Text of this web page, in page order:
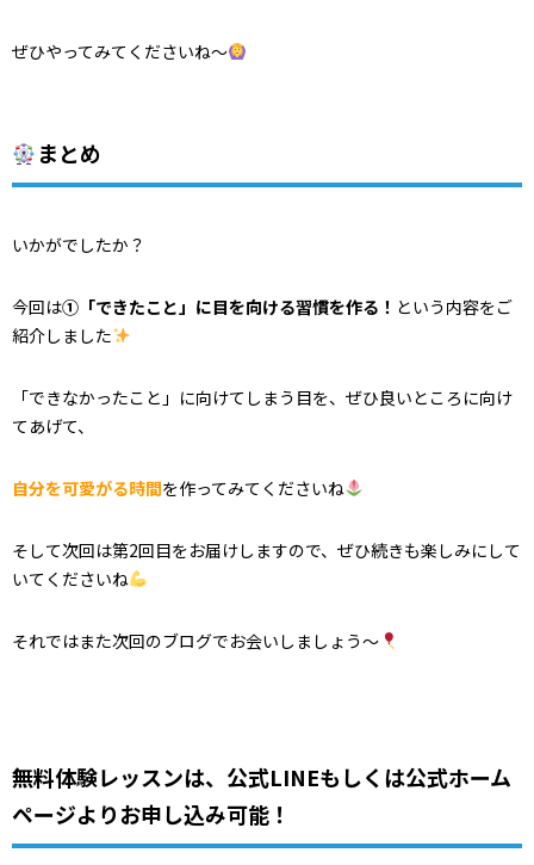
ぜひやってみてくださいね～
まとめ
いかがでしたか？
今回は①「できたこと」に目を向ける習慣を作る！ という内容をご
紹介しました
「できなかったこと」に向けてしまう目を、ぜひ良いところに向け
てあげて、
自分を可愛がる時間を作ってみてくださいね
そして次回は第2回目をお届けしますので、ぜひ続きも楽しみにして
いてくださいね
それではまた次回のブログでお会いしましょう～
無料体験レッスンは、公式LINEもしくは公式ホーム
ページよりお申し込み可能！